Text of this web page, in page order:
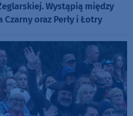
Wystąpią między
oraz Perły i Łotry